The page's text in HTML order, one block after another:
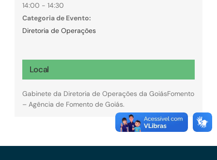
14:00 - 14:30
Categoria de Evento:
Diretoria de Operações
Local
Gabinete da Diretoria de Operações da GoiásFomento
– Agência de Fomento de Goiás.